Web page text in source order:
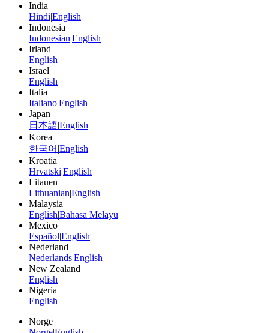
India
HindiEnglish
Indonesia
IndonesianEnglish
Irland
English
Israel
English
Italia
ItalianoEnglish
Japan
日本語English
Korea
한국어 English
Kroatia
HrvatskiEnglish
Litauen
LithuanianEnglish
Malaysia
EnglishBahasa Melayu
Mexico
EspañolEnglish
Nederland
NederlandsEnglish
New Zealand
English
Nigeria
English
Norge